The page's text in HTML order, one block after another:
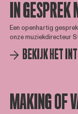
IN GESPREK
Een openhartig
onze muziekdirecteur
BEKIJK HET
MAKING OF